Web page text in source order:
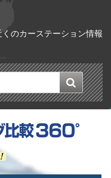
のカーステーション情報